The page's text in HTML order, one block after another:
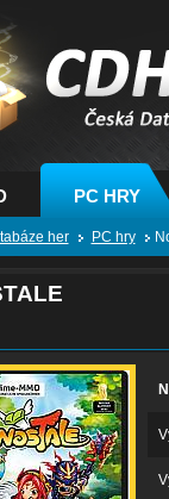
- hry
XBOX -
databáze
PC HRY
her PC hry